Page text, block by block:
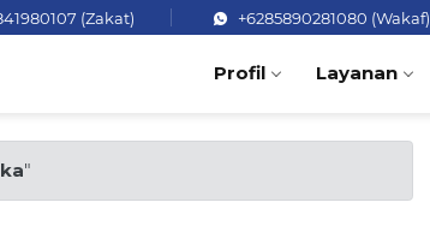
(Zakat) +6285890281080 (Wakaf)
Profil Layanan
"